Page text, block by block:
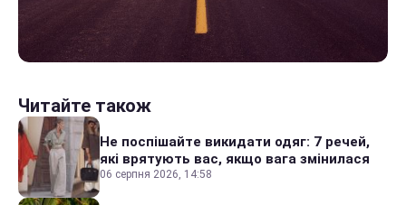
Читайте також
Не поспішайте викидати одяг: 7 речей,
які врятують вас, якщо вага змінилася
06 серпня 2026, 14:58